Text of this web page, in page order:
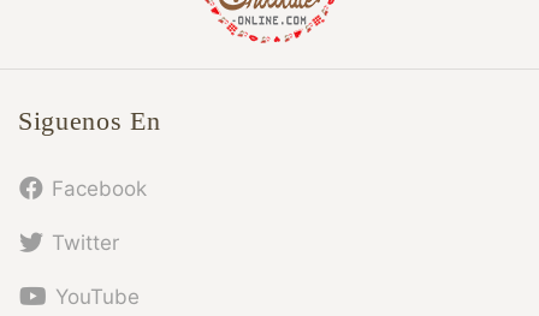
Siguenos En
Facebook
Twitter
YouTube